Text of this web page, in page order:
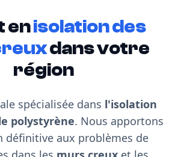
enisolation des
dans votre
région
spécialisée dans l'isolation
polystyrène. Nous apportons
définitive aux problèmes de